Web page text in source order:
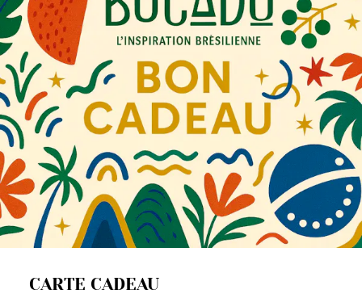
CARTE CADEAU